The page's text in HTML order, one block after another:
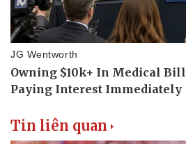
Tin liên quan